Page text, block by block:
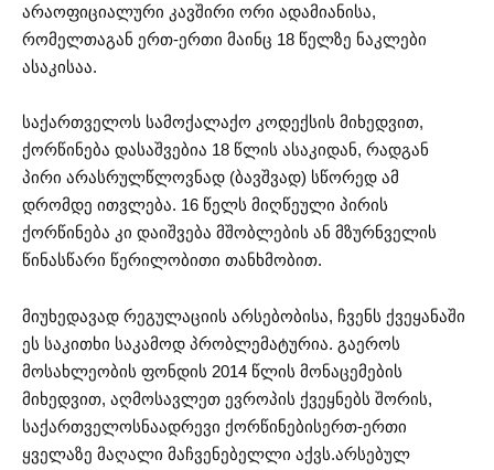
არაოფიციალური კავშირი ორი ადამიანისა,
რომელთაგან ერთ-ერთი მაინც 18 წელზე ნაკლები
ასაკისაა.
საქართველოს სამოქალაქო კოდექსის მიხედვით,
ქორწინება დასაშვებია 18 წლის ასაკიდან, რადგან
პირი არასრულწლოვნად (ბავშვად) სწორედ ამ
დრომდე ითვლება. 16 წელს მიღწეული პირის
ქორწინება კი დაიშვება მშობლების ან მზურნველის
წინასწარი წერილობითი თანხმობით.
მიუხედავად რეგულაციის არსებობისა, ჩვენს ქვეყანაში
ეს საკითხი საკამოდ პრობლემატურია. გაეროს
მოსახლეობის ფონდის 2014 წლის მონაცემების
მიხედვით, აღმოსავლეთ ევროპის ქვეყნებს შორის,
საქართველოსნაადრევი ქორწინებისერთ-ერთი
ყველაზე მაღალი მაჩვენებელლი აქვს.არსებულ